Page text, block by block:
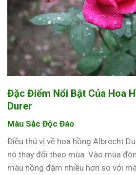
Đặc Điểm Nổi Bật Của Hoa
Durer
Màu Sắc Độc Đáo
Điều thú vị về hoa hồng Albrecht
nó thay đổi theo mùa. Vào mùa
màu hồng đậm nhiều hơn so với